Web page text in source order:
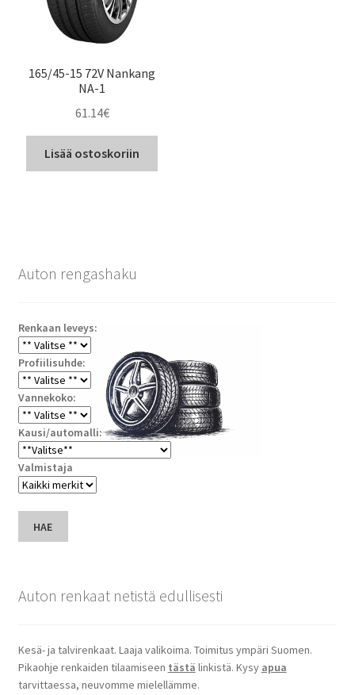
165/45-15 72V Nankang
NA-1
61.14€
Lisää ostoskoriin
Auton rengashaku
Renkaan leveys:
Profiilisuhde:
Vannekoko:
Kausi/automalli:
Valmistaja
HAE
Auton renkaat netistä edullisesti
Kesä- ja talvirenkaat. Laaja valikoima. Toimitus ympäri Suomen.
Pikaohje renkaiden tilaamiseen tästä linkistä. Kysy apua
tarvittaessa, neuvomme mielellämme.